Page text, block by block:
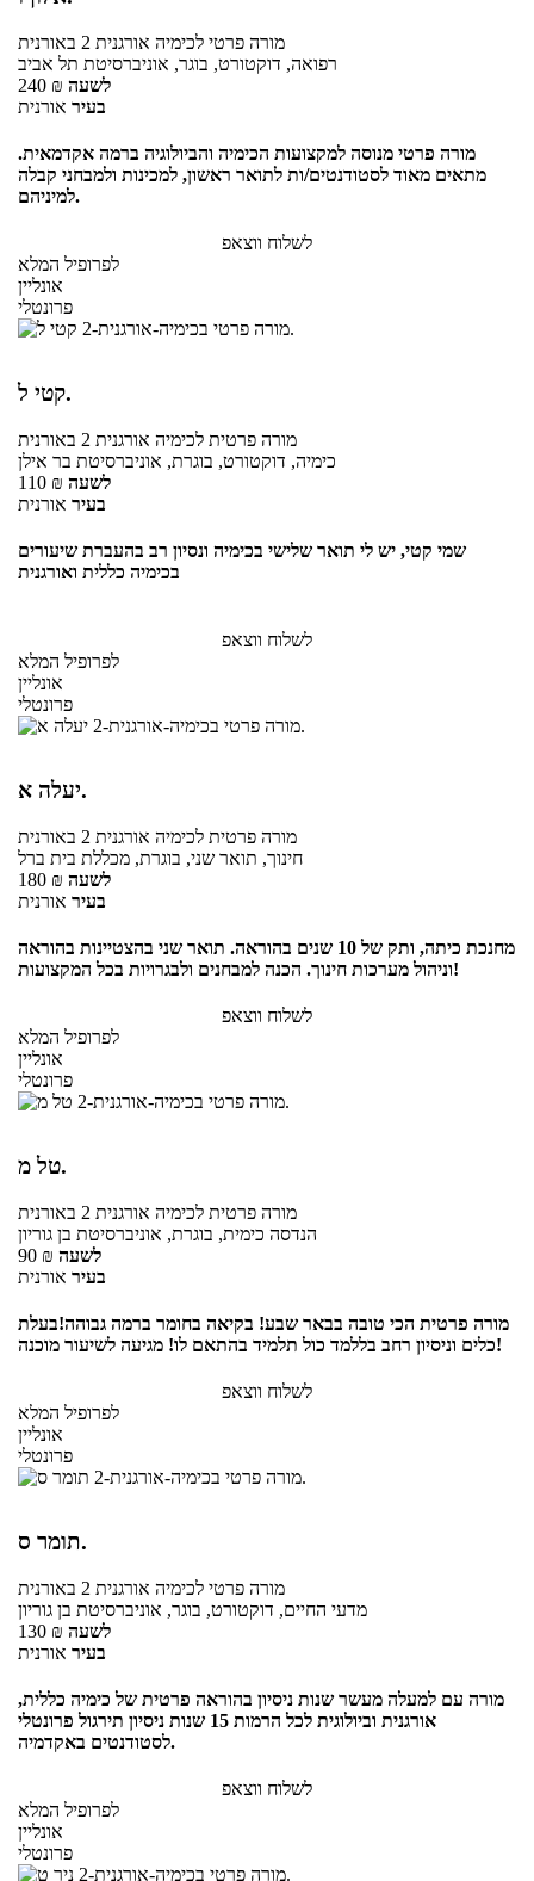
מורה פרטי לכימיה אורגנית 2
באורנית
רפואה, דוקטורט, בוגר, אוניברסיטת תל אביב
240 ₪ לשעה
בעיר אורנית
מורה פרטי מנוסה למקצועות הכימיה והביולוגיה ברמה אקדמאית.
מתאים מאוד לסטודנטים/ות לתואר ראשון, למכינות ולמבחני קבלה
למיניהם.
לשלוח ווצאפ
לפרופיל המלא
אונליין
פרונטלי
קטי ל.
מורה פרטית לכימיה אורגנית 2
באורנית
כימיה, דוקטורט, בוגרת, אוניברסיטת בר אילן
110 ₪ לשעה
בעיר אורנית
שמי קטי, יש לי תואר שלישי בכימיה ונסיון רב בהעברת שיעורים
בכימיה כללית ואורגנית
לשלוח ווצאפ
לפרופיל המלא
אונליין
פרונטלי
יעלה א.
מורה פרטית לכימיה אורגנית 2
באורנית
חינוך, תואר שני, בוגרת, מכללת בית ברל
180 ₪ לשעה
בעיר אורנית
מחנכת כיתה, ותק של 10 שנים בהוראה. תואר שני בהצטיינות בהוראה
וניהול מערכות חינוך. הכנה למבחנים ולבגרויות בכל המקצועות!
לשלוח ווצאפ
לפרופיל המלא
אונליין
פרונטלי
טל מ.
מורה פרטית לכימיה אורגנית 2
באורנית
הנדסה כימית, בוגרת, אוניברסיטת בן גוריון
90 ₪ לשעה
בעיר אורנית
מורה פרטית הכי טובה בבאר שבע! בקיאה בחומר ברמה גבוהה!בעלת
כלים וניסיון רחב בללמד כול תלמיד בהתאם לו! מגיעה לשיעור מוכנה!
לשלוח ווצאפ
לפרופיל המלא
אונליין
פרונטלי
תומר ס.
מורה פרטי לכימיה אורגנית 2
באורנית
מדעי החיים, דוקטורט, בוגר, אוניברסיטת בן גוריון
130 ₪ לשעה
בעיר אורנית
מורה עם למעלה מעשר שנות ניסיון בהוראה פרטית של כימיה כללית,
אורגנית וביולוגית לכל הרמות 15 שנות ניסיון תירגול פרונטלי
לסטודנטים באקדמיה.
לשלוח ווצאפ
לפרופיל המלא
אונליין
פרונטלי